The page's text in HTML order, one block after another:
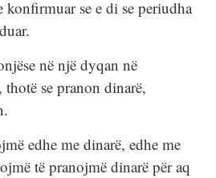
se e di se periudha
në një dyqan në
se pranon dinarë,
edhe me dinarë, edhe me
të pranojmë dinarë për aq